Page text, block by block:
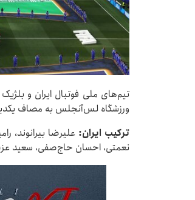
ورزشگاه لس‌آنجلس به مصاف
ترکیب ایران: علیرضا بیرانوند،
نعمتی، احسان حاج‌صفی، سعید